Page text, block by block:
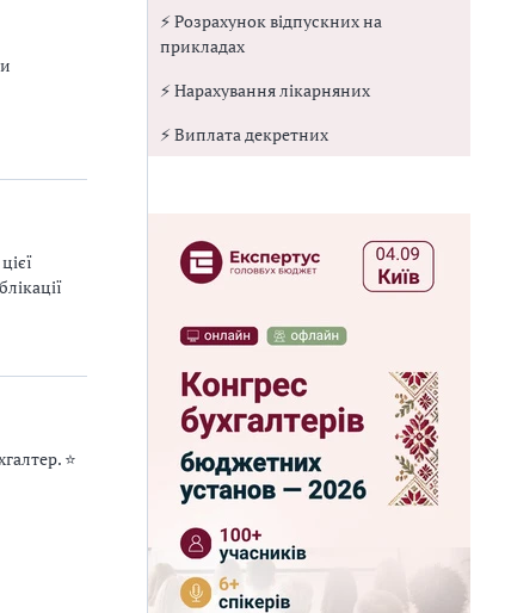
⭐️
⚡ Розрахунок відпускних на
прикладах
⚡ Нарахування лікарняних
⚡ Виплата декретних